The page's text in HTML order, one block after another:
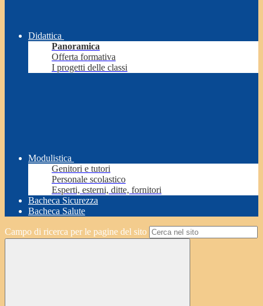
Didattica
Panoramica
Offerta formativa
I progetti delle classi
Modulistica
Genitori e tutori
Personale scolastico
Esperti, esterni, ditte, fornitori
Bacheca Sicurezza
Bacheca Salute
Campo di ricerca per le pagine del sito